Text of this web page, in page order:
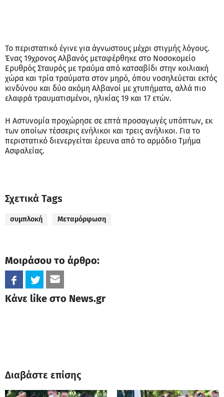
Το περιστατικό έγινε για άγνωστους μέχρι στιγμής λόγους.
Ένας 19χρονος Αλβανός μεταφέρθηκε στο Νοσοκομείο
Ερυθρός Σταυρός με τραύμα από κατσαβίδι στην κοιλιακή
χώρα και τρία τραύματα στον μηρό, όπου νοσηλεύεται εκτός
κινδύνου και δύο ακόμη Αλβανοί με χτυπήματα, αλλά πιο
ελαφρά τραυματισμένοι, ηλικίας 19 και 17 ετών.
Η Αστυνομία προχώρησε σε επτά προσαγωγές υπόπτων, εκ
των οποίων τέσσερις ενήλικοι και τρεις ανήλικοι. Για το
περιστατικό διενεργείται έρευνα από το αρμόδιο Τμήμα
Ασφαλείας.
Σχετικά Tags
συμπλοκή Μεταμόρφωση
Μοιράσου το άρθρο:
Κάνε like στο News.gr
Διαβάστε επίσης